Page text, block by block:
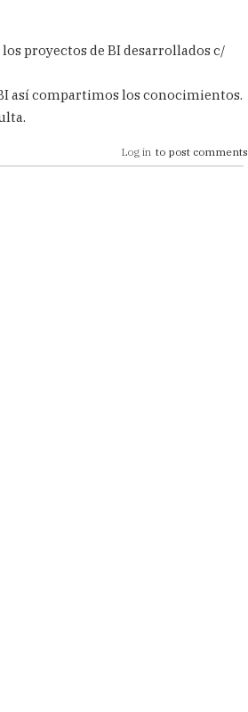
proyectos de BI desarrollados c/
así compartimos los conocimientos.
Log in to post comments